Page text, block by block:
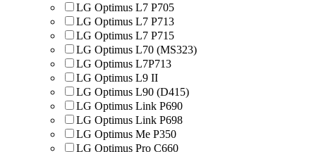
LG Optimus L7 P705
LG Optimus L7 P713
LG Optimus L7 P715
LG Optimus L70 (MS323)
LG Optimus L7P713
LG Optimus L9 II
LG Optimus L90 (D415)
LG Optimus Link P690
LG Optimus Link P698
LG Optimus Me P350
LG Optimus Pro C660